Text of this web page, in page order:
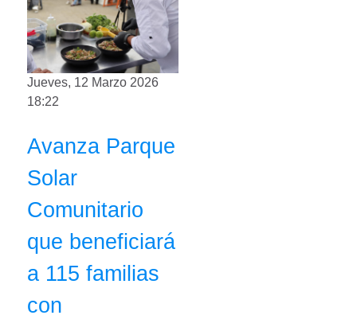
Jueves, 12 Marzo 2026
18:22
Avanza Parque
Solar
Comunitario
que beneficiará
a 115 familias
con